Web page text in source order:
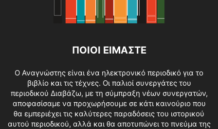
ΠΟΙΟΙ ΕΙΜΑΣΤΕ
O Αναγνώστης είναι ένα ηλεκτρονικό περιοδικό για το
βιβλίο και τις τέχνες. Οι παλιοί συνεργάτες του
περιοδικού Διαβάζω, με τη σύμπραξη νέων συνεργατών,
αποφασίσαμε να προχωρήσουμε σε κάτι καινούριο που
θα εμπεριέχει τις καλύτερες παραδόσεις του ιστορικού
αυτού περιοδικού, αλλά και θα αποτυπώνει το πνεύμα της